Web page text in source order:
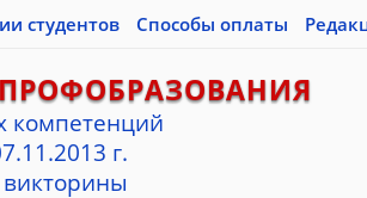
студентов Способы оплаты
компетенций
г.